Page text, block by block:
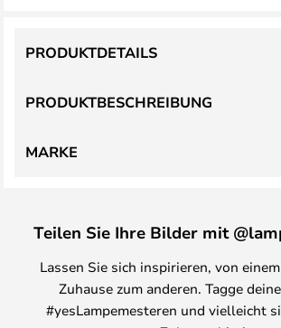
PRODUKTBESCHREIBUNG
PRODUKTDETAILS
MARKE
Teilen Sie Ihre Bilder mit
Lassen Sie sich inspirieren, von
Zuhause zum anderen. Tagge
#yesLampemesteren und vielleicht